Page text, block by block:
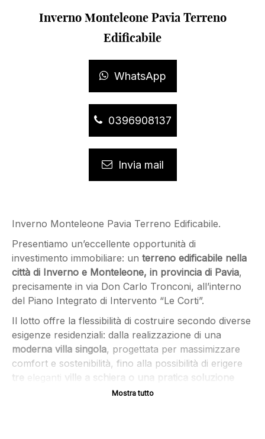
Inverno Monteleone Pavia Terreno
Edificabile
WhatsApp
0396908137
Invia mail
Inverno Monteleone Pavia Terreno Edificabile.
Presentiamo un’eccellente opportunità di
investimento immobiliare: un terreno edificabile nella
città di Inverno e Monteleone, in provincia di Pavia,
precisamente in via Don Carlo Tronconi, all’interno
del Piano Integrato di Intervento “Le Corti”.
Il lotto offre la flessibilità di costruire secondo diverse
esigenze residenziali: dalla realizzazione di una
moderna villa singola, progettata per massimizzare
comfort e sostenibilità, fino alla possibilità di erigere
tre eleganti ville a schiera o una pratica soluzione
Mostra tutto